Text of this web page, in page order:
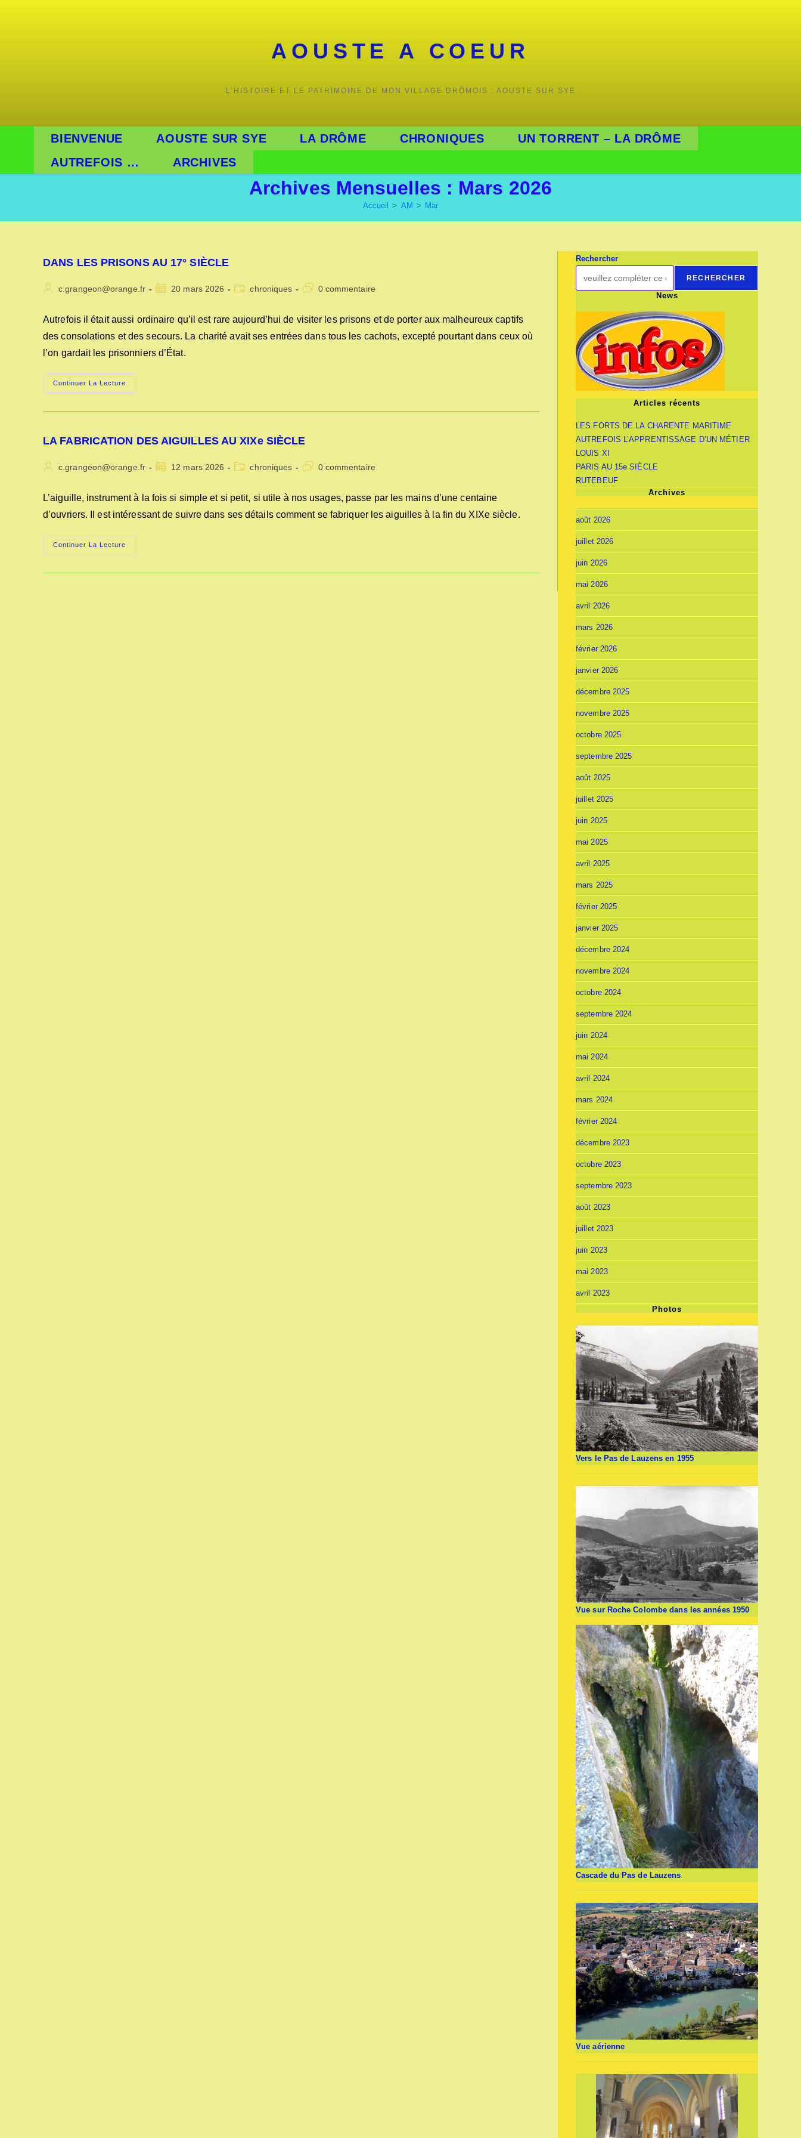
AOUSTE A COEUR
L’HISTOIRE ET LE PATRIMOINE DE MON VILLAGE DRÔMOIS : AOUSTE SUR SYE
BIENVENUE AOUSTE SUR SYE LA DRÔME CHRONIQUES
UN TORRENT – LA DRÔME
AUTREFOIS …
ARCHIVES
Archives Mensuelles : Mars 2026
Accueil > AM > Mar
DANS LES PRISONS AU 17° SIÈCLE
Auteur/autrice
publication :
c.grangeon@orange.fr
Publication
20 mars 2026
Postchroniques
Commentaires
publication :
0 commentaire
Autrefois il était aussi ordinaire qu’il est rare aujourd’hui de visiter les prisons et de porter aux malheureux captifs
des consolations et des secours. La charité avait ses entrées dans tous les cachots, excepté pourtant dans ceux où
l’on gardait les prisonniers d’État.
Continuer La Lecture
LES
LA FABRICATION DES AIGUILLES AU XIXe SIÈCLE
Auteur/autrice
publication :
c.grangeon@orange.fr
Publication
12 mars 2026
Postchroniques
Commentaires
publication :
0 commentaire
L’aiguille, instrument à la fois si simple et si petit, si utile à nos usages, passe par les mains d’une centaine
d’ouvriers. Il est intéressant de suivre dans ses détails comment se fabriquer les aiguilles à la fin du XIXe siècle.
Continuer La Lecture
FABRICATION
Rechercher
RECHERCHER
News
Articles récents
LES FORTS DE LA CHARENTE MARITIME
AUTREFOIS L’APPRENTISSAGE D’UN MÉTIER
LOUIS XI
PARIS AU 15e SIÈCLE
RUTEBEUF
Archives
août 2026
juillet 2026
juin 2026
mai 2026
avril 2026
mars 2026
février 2026
janvier 2026
décembre 2025
novembre 2025
octobre 2025
septembre 2025
août 2025
juillet 2025
juin 2025
mai 2025
avril 2025
mars 2025
février 2025
janvier 2025
décembre 2024
novembre 2024
octobre 2024
septembre 2024
juin 2024
mai 2024
avril 2024
mars 2024
février 2024
décembre 2023
octobre 2023
septembre 2023
août 2023
juillet 2023
juin 2023
mai 2023
avril 2023
Photos
Vers le Pas de Lauzens en 1955
Vue sur Roche Colombe dans les années 1950
Cascade du Pas de Lauzens
Vue aérienne